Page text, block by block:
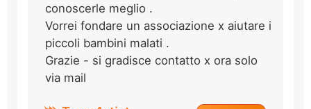
conoscerle meglio .
Vorrei fondare un associazione x aiutare i
piccoli bambini malati .
Grazie - si gradisce contatto x ora solo
via mail